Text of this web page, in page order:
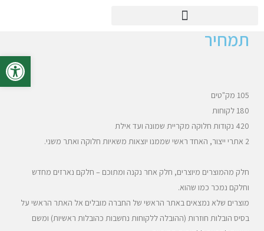
תמחיר
105 מק"טים
180 לקוחות
420 נקודות חלוקה מקריית שמונה ועד אילת
2 אתרי ייצור, האחד ראשי שממנו יוצאות משאיות חלוקה ואתר משני.
חלק מהמוצרים מיוצרים, חלק אחר נקנה ומתוכם – חלקם נארזים מחדש
וחלקם נמכר כמו שהוא.
מוצרים שלא נמצאים באתר הראשי של החברה מובלים אל האתר הראשי על
בסיס הובלות חוזרות (ההובלה ללקוחות נחשבות כהובלות ראשיות) ומשם
פתח